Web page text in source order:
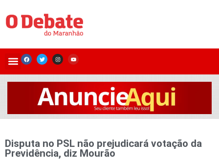
Disputa no PSL não prejudicará votação da
Previdência, diz Mourão